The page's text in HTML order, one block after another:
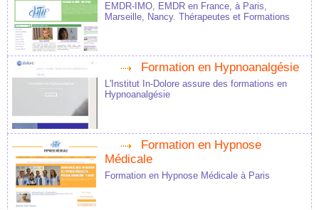
EMDR-IMO, EMDR en France, à Paris,
Marseille, Nancy. Thérapeutes et Formations
Formation en Hypnoanalgésie
L'Institut In-Dolore assure des formations en
Hypnoanalgésie
Formation en Hypnose
Médicale
Formation en Hypnose Médicale à Paris